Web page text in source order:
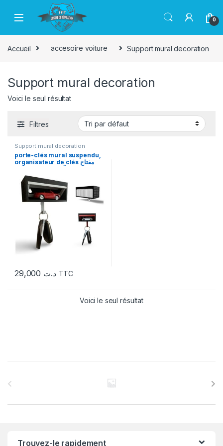
Passer à la navigation
Aller au contenu
0
Accueil accesoire voiture Support mural decoration
Support mural decoration
Voici le seul résultat
Filtres
Support mural decoration
porte-clés mural suspendu,
organisateur de clés مفتاح
باب قابل للفتح
د.ت TTC
Voici le seul résultat
Trouvez-le rapidement